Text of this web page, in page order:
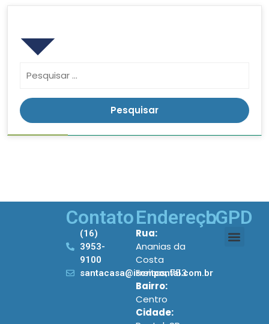
Contato
(16)
3953-
9100
santacasa@iscmpontal.com.br
Endereço
Rua:
Ananias da
Costa
Freitas, 753
Bairro:
Centro
Cidade:
LGPD